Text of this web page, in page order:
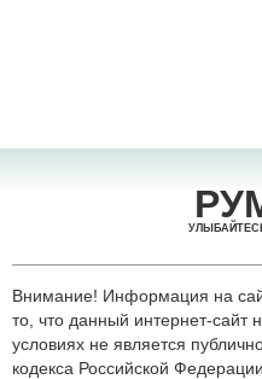
Внимание! Информация на
то, что данный интернет-сайт
условиях не является
кодекса Российской